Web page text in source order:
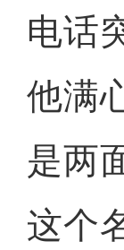
电话
他满
是两
这个